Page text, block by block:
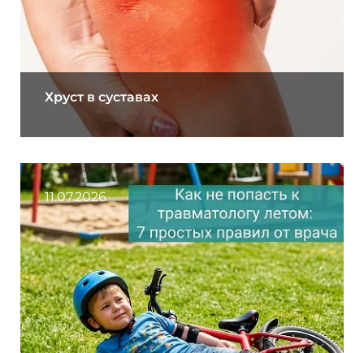
Хруст в суставах
11.07.2026